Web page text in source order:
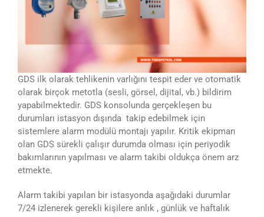
GDS ilk olarak tehlikenin varlığını tespit eder ve otomatik
olarak birçok metotla (sesli, görsel, dijital, vb.) bildirim
yapabilmektedir. GDS konsolunda gerçekleşen bu
durumları istasyon dışında takip edebilmek için
sistemlere alarm modülü montajı yapılır. Kritik ekipman
olan GDS sürekli çalışır durumda olması için periyodik
bakımlarının yapılması ve alarm takibi oldukça önem arz
etmekte.
Alarm takibi yapılan bir istasyonda aşağıdaki durumlar
7/24 izlenerek gerekli kişilere anlık , günlük ve haftalık